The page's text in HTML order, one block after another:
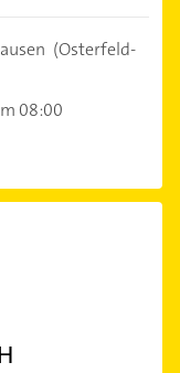
(Osterfeld-
08:00